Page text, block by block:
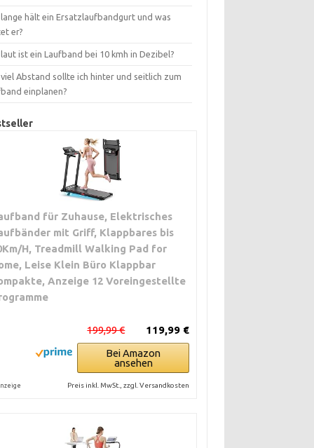
hält ein Ersatzlaufbandgurt und was
er?
ist ein Laufband bei 10 kmh in Dezibel?
Abstand sollte ich hinter und seitlich zum
einplanen?
für Zuhause, Elektrisches
mit Griff, Klappbares bis
H, Treadmill Walking Pad for
Leise Klein Büro Klappbar
Anzeige 12 Voreingestellte
119,99 €
199,99 €
Bei Amazon
ansehen
Preis inkl. MwSt., zzgl. Versandkosten